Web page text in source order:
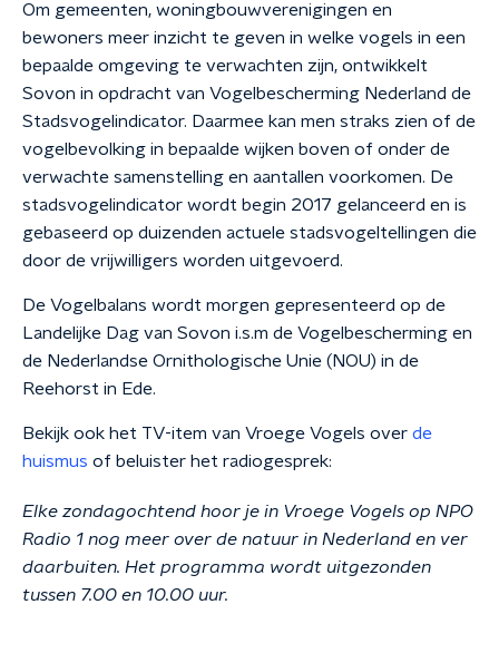
Om gemeenten, woningbouwverenigingen en
bewoners meer inzicht te geven in welke vogels in een
bepaalde omgeving te verwachten zijn, ontwikkelt
Sovon in opdracht van Vogelbescherming Nederland de
Stadsvogelindicator. Daarmee kan men straks zien of de
vogelbevolking in bepaalde wijken boven of onder de
verwachte samenstelling en aantallen voorkomen. De
stadsvogelindicator wordt begin 2017 gelanceerd en is
gebaseerd op duizenden actuele stadsvogeltellingen die
door de vrijwilligers worden uitgevoerd.
De Vogelbalans wordt morgen gepresenteerd op de
Landelijke Dag van Sovon i.s.m de Vogelbescherming en
de Nederlandse Ornithologische Unie (NOU) in de
Reehorst in Ede.
Bekijk ook het TV-item van Vroege Vogels over de
huismus of beluister het radiogesprek:
Elke zondagochtend hoor je in Vroege Vogels op NPO
Radio 1 nog meer over de natuur in Nederland en ver
daarbuiten. Het programma wordt uitgezonden
tussen 7.00 en 10.00 uur.